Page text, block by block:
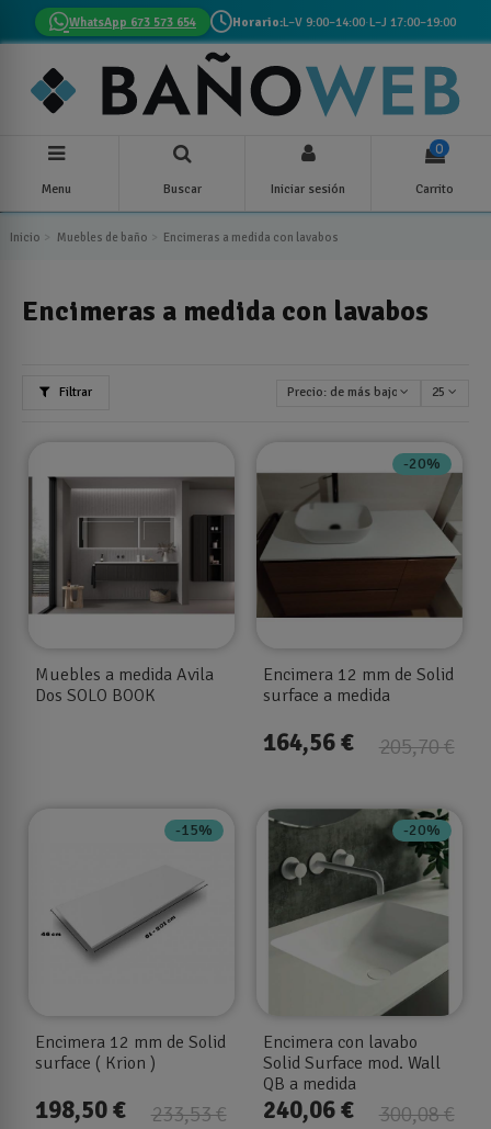
WhatsApp 673 573 654 Horario:L–V 9:00–14:00·L–J 17:00–19:00
Menu Buscar Iniciar sesión
0
Carrito
Inicio Muebles de baño Encimeras a medida con lavabos
Encimeras a medida con lavabos
Filtrar Precio: de más bajo a más alto
25
Muebles a medida Avila
Dos SOLO BOOK
-20%
Encimera 12 mm de Solid
surface a medida
205,70 €
164,56 €
-15%
Encimera 12 mm de Solid
surface ( Krion )
233,53 €
198,50 €
-20%
Encimera con lavabo
Solid Surface mod. Wall
QB a medida
300,08 €
240,06 €